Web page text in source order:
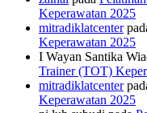
Keperawatan 2025
mitradiklatcenter
Keperawatan 2025
I Wayan Santika
Trainer (TOT)
mitradiklatcenter
Keperawatan 2025